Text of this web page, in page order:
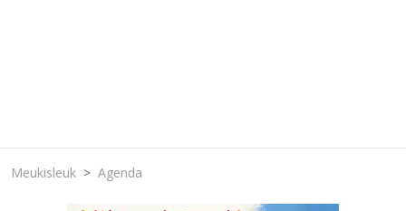
Meukisleuk Agenda